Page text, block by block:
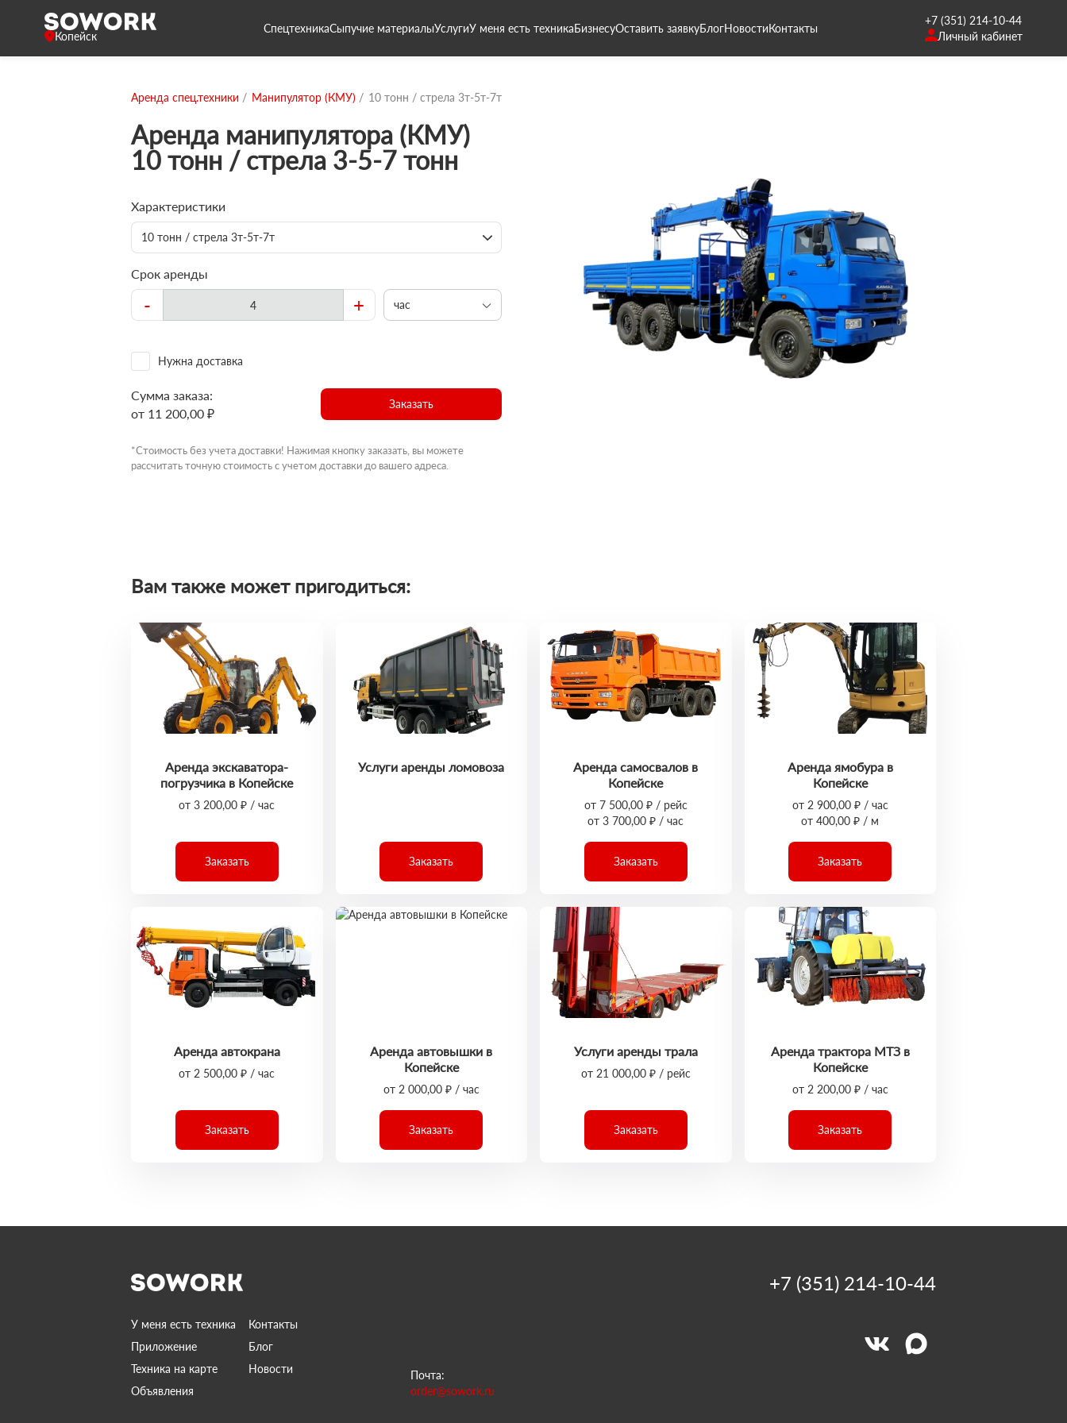
Копейск
СпецтехникаСыпучие материалыУслугиУ меня есть техникаБизнесуОставить заявкуБлогНовостиКонтакты
+7 (351) 214-10-44
Личный кабинет
Аренда спец.техники Манипулятор (КМУ) 10 тонн / стрела 3т-5т-7т
Аренда манипулятора (КМУ)
10 тонн / стрела 3-5-7 тонн
Характеристики
10 тонн / стрела 3т-5т-7т
Срок аренды
- + час
Нужна доставка
Сумма заказа:
от 11 200,00 ₽
Заказать
*Стоимость без учета доставки! Нажимая кнопку заказать, вы можете
рассчитать точную стоимость с учетом доставки до вашего адреса.
Вам также может пригодиться:
Аренда экскаватора-
погрузчика в Копейске
от 3 200,00 ₽ / час
Заказать
Услуги аренды ломовоза
Заказать
Аренда самосвалов в
Копейске
от 7 500,00 ₽ / рейс
от 3 700,00 ₽ / час
Заказать
Аренда ямобура в
Копейске
от 2 900,00 ₽ / час
от 400,00 ₽ / м
Заказать
Аренда автокрана
от 2 500,00 ₽ / час
Заказать
Аренда автовышки в
Копейске
от 2 000,00 ₽ / час
Заказать
Услуги аренды трала
от 21 000,00 ₽ / рейс
Заказать
Аренда трактора МТЗ в
Копейске
от 2 200,00 ₽ / час
Заказать
У меня есть техника
Контакты
Приложение
Блог
Техника на карте
Новости
Объявления
Почта:
order@sowork.ru
+7 (351) 214-10-44